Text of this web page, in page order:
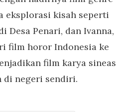
eksplorasi kisah seperti
Desa Penari, dan Ivanna,
film horor Indonesia ke
film karya sineas
di negeri sendiri.